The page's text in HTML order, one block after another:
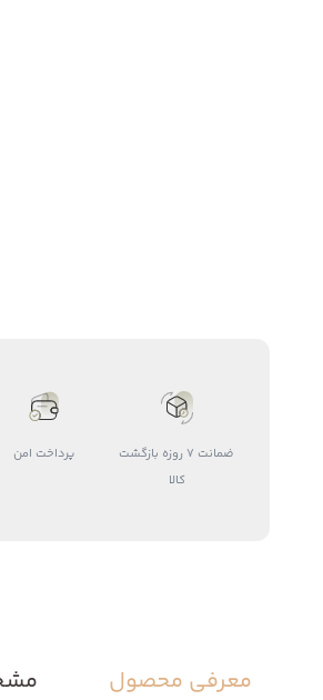
ضمانت 7 روزه بازگشت
کالا
پرداخت امن
معرفی محصول